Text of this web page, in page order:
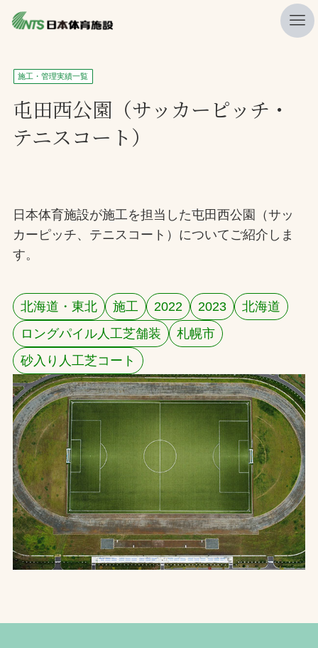
私たちの強み
ニュース
プレスリリース
施工・管理実績一覧
会社概要
検索
お問合せ
お取引先の皆様へ
プライバシーポリシー
ソーシャルメディアポリシー
施工・管理実績一覧
屯田西公園（サッカーピッチ・
テニスコート）
日本体育施設が施工を担当した屯田西公園（サッ
カーピッチ、テニスコート）についてご紹介しま
す。
北海道・東北 施工 2022 2023
北海道
ロングパイル人工芝舗装
札幌市
砂入り人工芝コート